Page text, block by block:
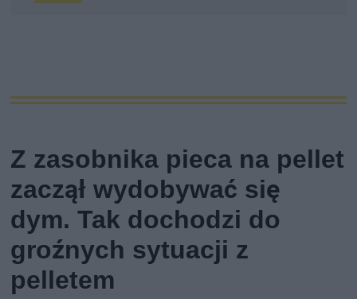
Z zasobnika pieca na pellet
zaczął wydobywać się
dym. Tak dochodzi do
groźnych sytuacji z
pelletem